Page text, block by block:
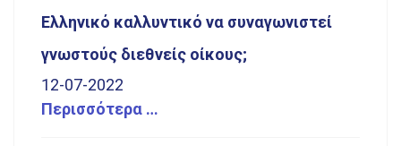
Ελληνικό καλλυντικό να συναγωνιστεί
γνωστούς διεθνείς οίκους;
12-07-2022
Περισσότερα …